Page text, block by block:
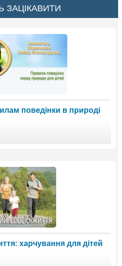
поведінки в природі
харчування для дітей